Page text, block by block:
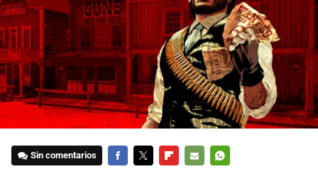
Sin comentarios